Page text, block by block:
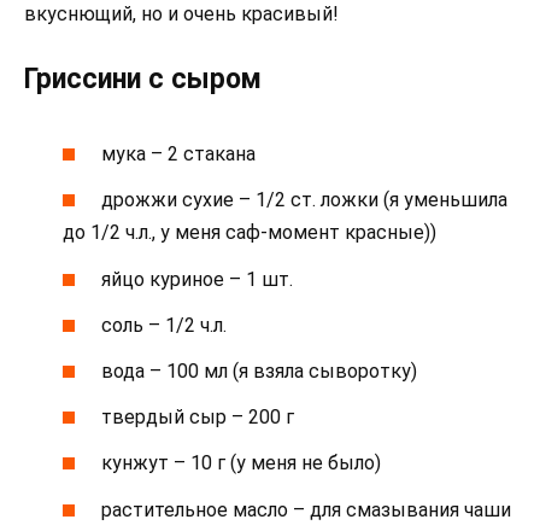
вкуснющий, но и очень красивый!
Гриссини с сыром
мука – 2 стакана
дрожжи сухие – 1/2 ст. ложки (я уменьшила
до 1/2 ч.л., у меня саф-момент красные))
яйцо куриное – 1 шт.
соль – 1/2 ч.л.
вода – 100 мл (я взяла сыворотку)
твердый сыр – 200 г
кунжут – 10 г (у меня не было)
растительное масло – для смазывания чаши